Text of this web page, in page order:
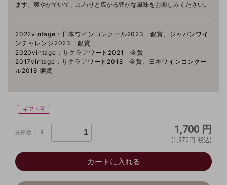
ます。爽やかでいて、ふわりと広がる豊かな風味をお楽しみください。
2022vintage：日本ワインコンクール2023 銀賞、ジャパンワイ
ンチャレンジ2023 銀賞
2020vintage：サクラアワード2021 金賞
2017vintage：サクラアワード2018 金賞、日本ワインコンクー
ル2018 銅賞
ギフト可
在庫数： 9 1,700 円
(1,870円 税込)
カートに入れる